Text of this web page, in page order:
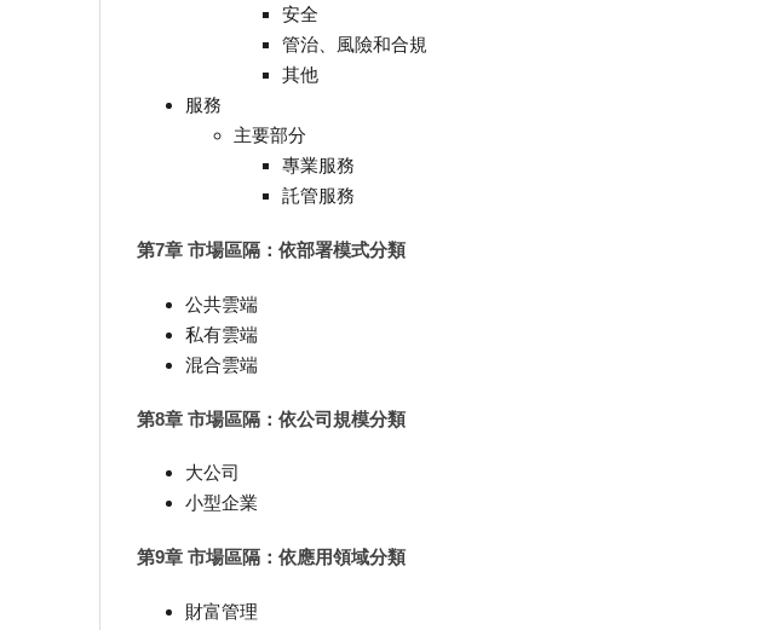
安全
管治、風險和合規
其他
服務
主要部分
專業服務
託管服務
第7章 市場區隔：依部署模式分類
公共雲端
私有雲端
混合雲端
第8章 市場區隔：依公司規模分類
大公司
小型企業
第9章 市場區隔：依應用領域分類
財富管理